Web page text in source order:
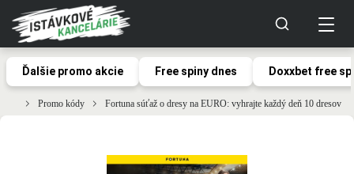
Ďalšie promo akcie Free spiny dnes Doxxbet free
Promo kódy Fortuna súťaž o dresy na EURO: vyhrajte každý deň 10 dresov